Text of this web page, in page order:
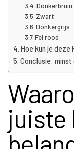
Donkerbruin
Zwart
Donkergrijs
Fel rood
Hoe kun je deze
Conclusie:
juiste